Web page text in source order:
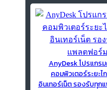
AnyDesk โปรแกร
คอมพิวเตอร์ระยะไ
อินเทอร์เน็ต รองรับทุ